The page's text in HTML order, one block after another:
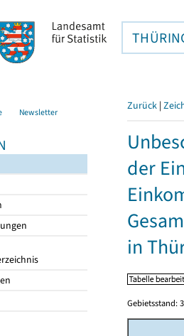
Newsletter Zurück |
der
in
Gebietsstand: